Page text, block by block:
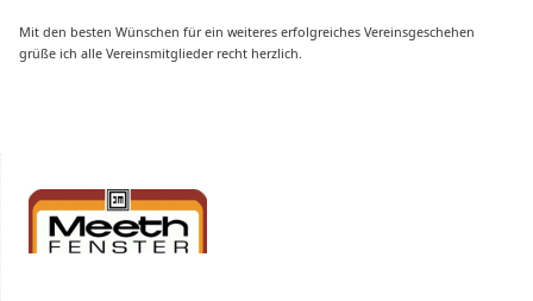
Mit den besten Wünschen für ein weiteres erfolgreiches Vereinsgeschehen
grüße ich alle Vereinsmitglieder recht herzlich.